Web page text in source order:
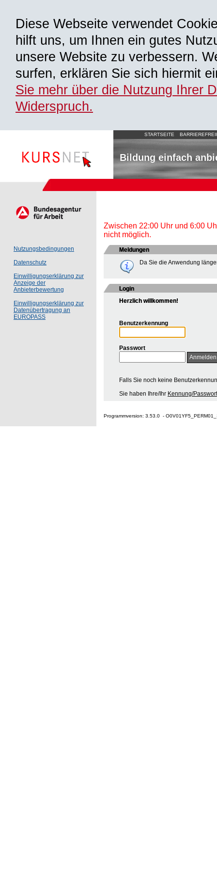
Diese Webseite verwendet
hilft uns, um Ihnen ein gutes
unsere Website zu verbessern.
surfen, erklären Sie sich hiermit
Sie mehr über die Nutzung Ihrer
Widerspruch.
STARTSEITE
Bildung einfach
Nutzungsbedingungen
Datenschutz
Einwilligungserklärung zur
Anzeige der
Anbieterbewertung
Einwilligungserklärung zur
Datenübertragung an
EUROPASS
Zwischen 22:00 Uhr und 6:00
nicht möglich.
Meldungen
Da Sie die Anwendung
Login
Herzlich willkommen!
Benutzerkennung
Passwort
Falls Sie noch keine
Sie haben Ihre/Ihr Kennung/
Programmversion: 3.53.0 -